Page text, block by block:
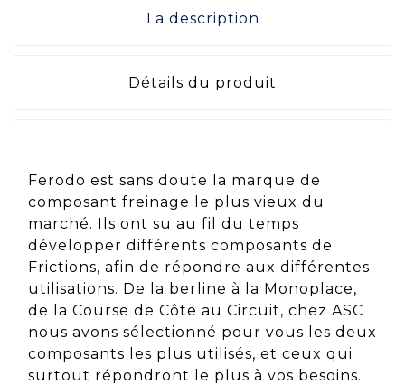
La description
Détails du produit
Ferodo est sans doute la marque de
composant freinage le plus vieux du
marché. Ils ont su au fil du temps
développer différents composants de
Frictions, afin de répondre aux différentes
utilisations. De la berline à la Monoplace,
de la Course de Côte au Circuit, chez ASC
nous avons sélectionné pour vous les deux
composants les plus utilisés, et ceux qui
surtout répondront le plus à vos besoins.